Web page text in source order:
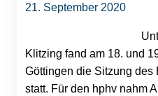
21. September 2020
Klitzing fand am 18. und
Göttingen die Sitzung
statt. Für den hphv nahm